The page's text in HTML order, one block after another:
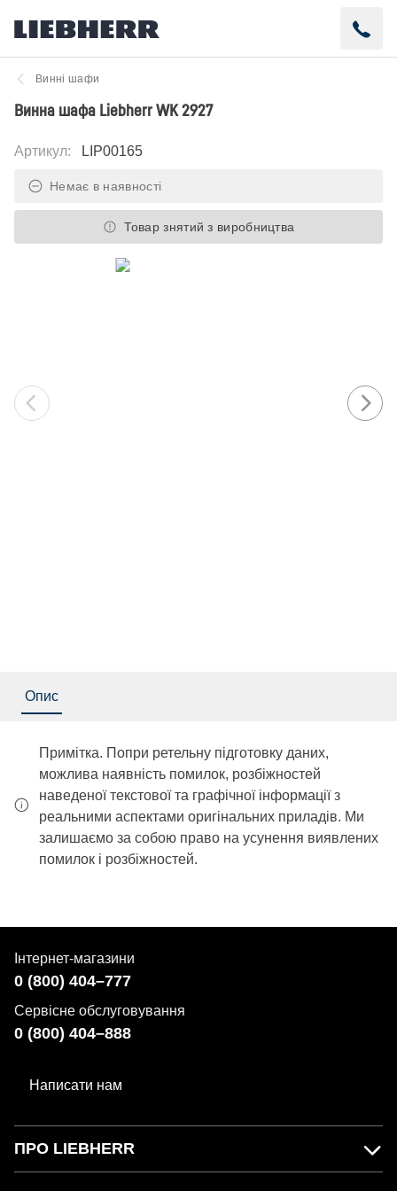
Винні шафи
Винна шафа Liebherr WK 2927
Артикул: LIP00165
Немає в наявності
Товар знятий з виробництва
Опис
Примітка. Попри ретельну підготовку даних,
можлива наявність помилок, розбіжностей
наведеної текстової та графічної інформації з
реальними аспектами оригінальних приладів. Ми
залишаємо за собою право на усунення виявлених
помилок і розбіжностей.
Інтернет-магазини
0 (800) 404–777
Сервісне обслуговування
0 (800) 404–888
Написати нам
ПРО LIEBHERR